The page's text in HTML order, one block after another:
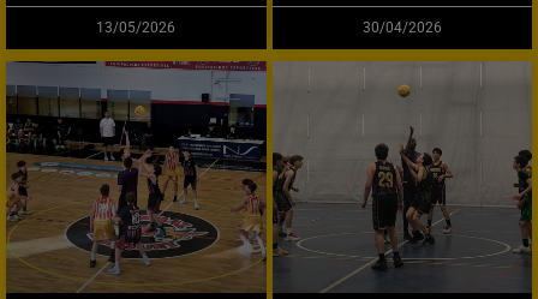
13/05/2026 30/04/2026